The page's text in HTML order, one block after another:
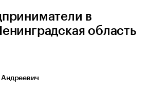
в
область